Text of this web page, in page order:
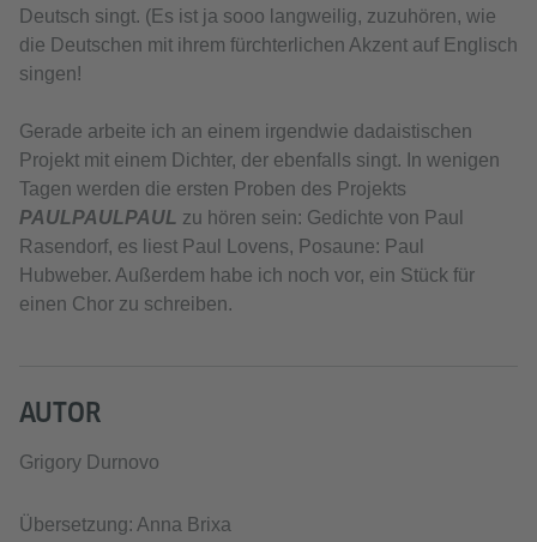
Deutsch singt. (Es ist ja sooo langweilig, zuzuhören, wie
die Deutschen mit ihrem fürchterlichen Akzent auf Englisch
singen!
Gerade arbeite ich an einem irgendwie dadaistischen
Projekt mit einem Dichter, der ebenfalls singt. In wenigen
Tagen werden die ersten Proben des Projekts
PAULPAULPAUL zu hören sein: Gedichte von Paul
Rasendorf, es liest Paul Lovens, Posaune: Paul
Hubweber. Außerdem habe ich noch vor, ein Stück für
einen Chor zu schreiben.
AUTOR
Grigory Durnovo
Übersetzung: Anna Brixa